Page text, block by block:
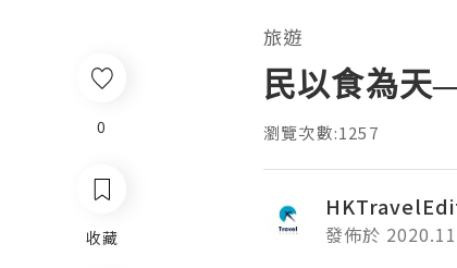
旅遊
民以食為天
瀏覽次數:1257
發佈於
0
收藏